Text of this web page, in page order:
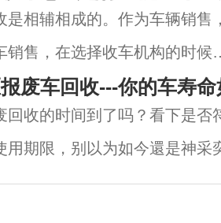
观，没有标准，难以量化。如
是相辅相成的。作为车辆销售
销售，在选择收车机构的时候
好价钱。作为收车机构，他们
候获得更高的利润。对于那些
展的人，你可以知道如何在鼓
废车回收---你的车寿命
回收的时间到了吗？看下是否
用期限，别以为如今還是神采
饱经沧桑的那一天。伴随着行